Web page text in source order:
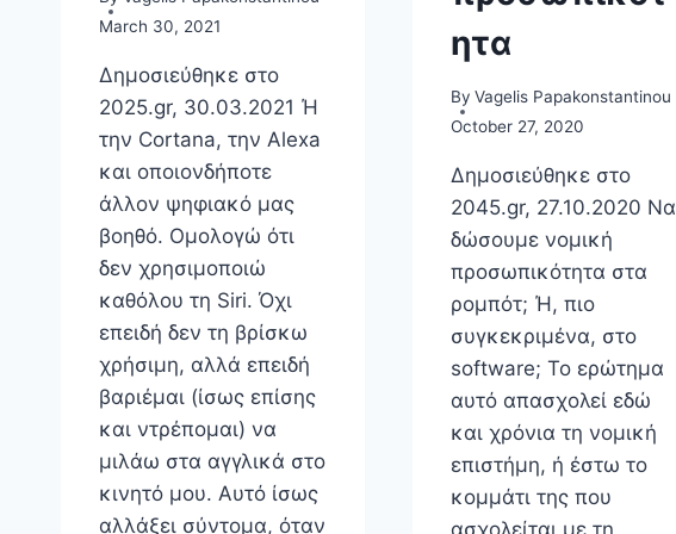
March 30, 2021
Δημοσιεύθηκε στο
2025.gr, 30.03.2021 Ή
την Cortana, την Alexa
και οποιονδήποτε
άλλον ψηφιακό μας
βοηθό. Ομολογώ ότι
δεν χρησιμοποιώ
καθόλου τη Siri. Όχι
επειδή δεν τη βρίσκω
χρήσιμη, αλλά επειδή
βαριέμαι (ίσως επίσης
και ντρέπομαι) να
μιλάω στα αγγλικά στο
κινητό μου. Αυτό ίσως
αλλάξει σύντομα, όταν
ητα
By Vagelis Papakonstantinou
October 27, 2020
Δημοσιεύθηκε στο
2045.gr, 27.10.2020 Να
δώσουμε νομική
προσωπικότητα στα
ρομπότ; Ή, πιο
συγκεκριμένα, στο
software; Το ερώτημα
αυτό απασχολεί εδώ
και χρόνια τη νομική
επιστήμη, ή έστω το
κομμάτι της που
ασχολείται με τη